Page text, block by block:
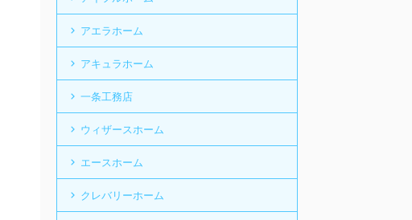
アエラホーム
アキュラホーム
一条工務店
ウィザースホーム
エースホーム
クレバリーホーム